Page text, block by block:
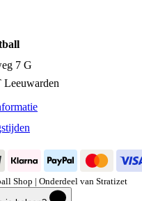
7 G
Leeuwarden
Shop | Onderdeel van Stratizet